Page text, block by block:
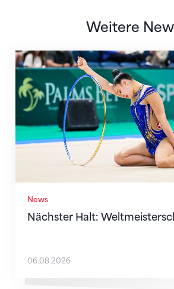
Weitere
News
Nächster Halt:
Nächster Halt: Weltmeisterschaft
06.08.2026